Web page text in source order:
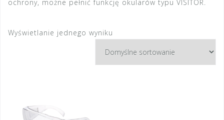
ochrony, możne pełnić funkcję okularów typu VISITOR.
Wyświetlanie jednego wyniku